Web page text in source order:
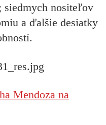
siedmych nositeľov
a ďalšie desiatky
Mendoza na